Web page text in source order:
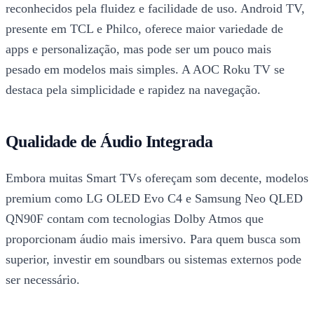
reconhecidos pela fluidez e facilidade de uso. Android TV,
presente em TCL e Philco, oferece maior variedade de
apps e personalização, mas pode ser um pouco mais
pesado em modelos mais simples. A AOC Roku TV se
destaca pela simplicidade e rapidez na navegação.
Qualidade de Áudio Integrada
Embora muitas Smart TVs ofereçam som decente, modelos
premium como LG OLED Evo C4 e Samsung Neo QLED
QN90F contam com tecnologias Dolby Atmos que
proporcionam áudio mais imersivo. Para quem busca som
superior, investir em soundbars ou sistemas externos pode
ser necessário.